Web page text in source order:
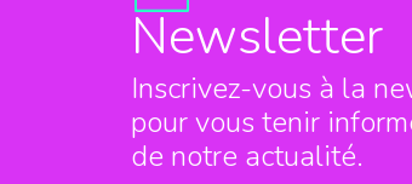
Newsletter
Inscrivez-vous à la
pour vous tenir
de notre actualité.